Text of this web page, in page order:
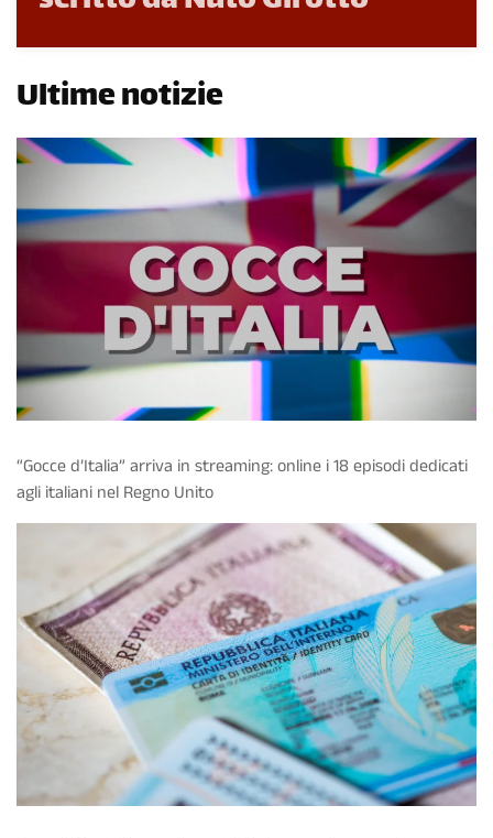
Ultime notizie
“Gocce d’Italia” arriva in streaming: online i 18 episodi dedicati
agli italiani nel Regno Unito